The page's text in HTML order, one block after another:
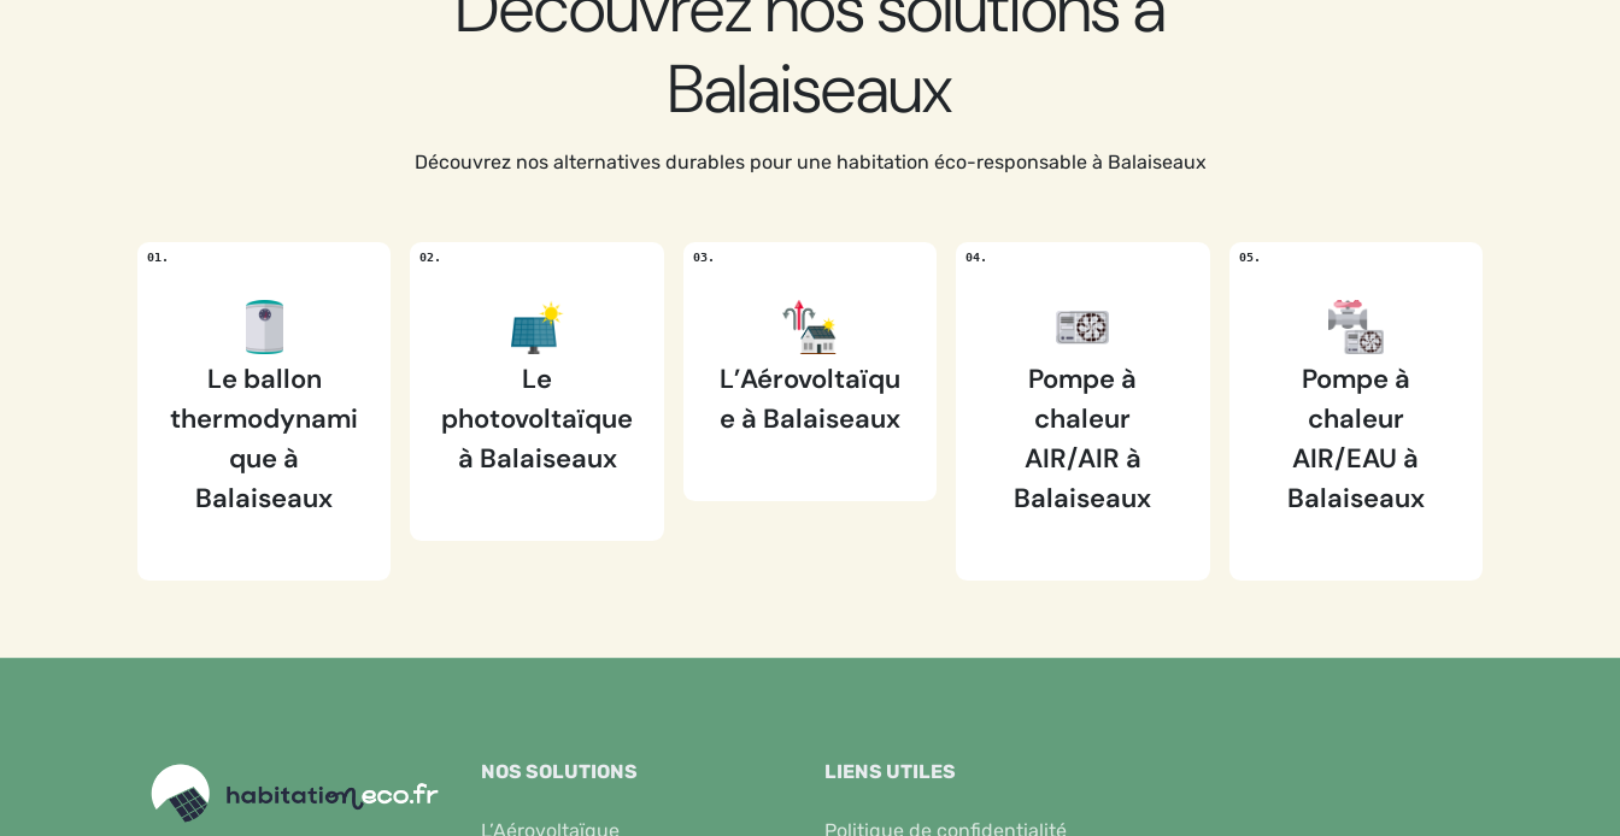
Balaiseaux
Découvrez nos alternatives durables pour une habitation éco-responsable à Balaiseaux
Le ballon
thermodynami
que à
Balaiseaux
Le
photovoltaïque
à Balaiseaux
L’Aérovoltaïqu
e à Balaiseaux
Pompe à
chaleur
AIR/AIR à
Balaiseaux
Pompe à
chaleur
AIR/EAU à
Balaiseaux
NOS SOLUTIONS
L’Aérovoltaïque
LIENS UTILES
Politique de confidentialité